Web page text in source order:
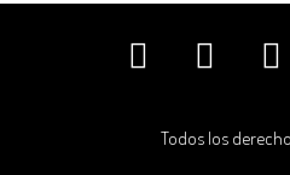
Todos los